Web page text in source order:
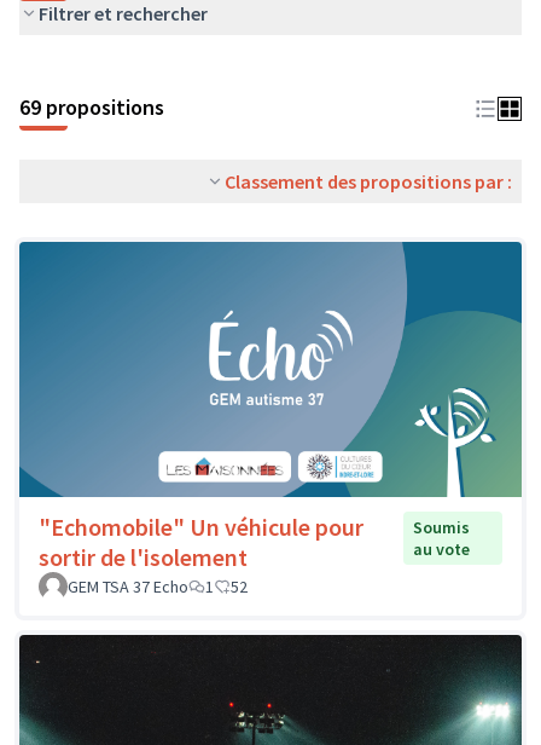
Filtrer et rechercher
69 propositions
Classement des propositions par :
"Echomobile" Un véhicule pour
sortir de l'isolement
Soumis
au vote
GEM TSA 37 Echo
1 52